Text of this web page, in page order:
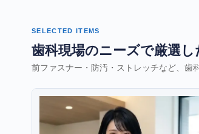
SELECTED ITEMS
歯科現場のニーズで厳選し
前ファスナー・防汚・ストレッチなど、歯